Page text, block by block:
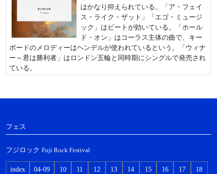
はかなり抑えられている。「ア・フェイ
ス・ライク・ザット」「エゴ・ミュージ
ック」はビートが効いている。「ホール
ド・オン」はコーラス主体の曲で、キー
ボードのメロディーはヘンデルが使われているという。「ウィナ
ー～君は勝利者」はロンドン五輪と同時期にシングルで発売され
ている。
フェス
フジロック Fuji Rock Festival
index 04-09 10 11 12 13 14 15 16 17 18